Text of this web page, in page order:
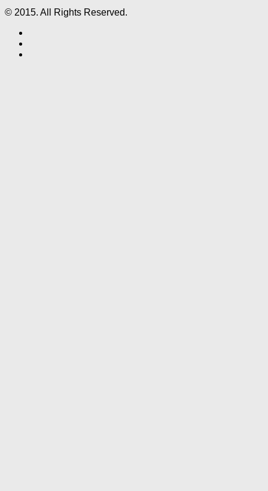
© 2015. All Rights Reserved.